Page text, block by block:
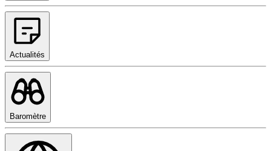
Actualités
Baromètre